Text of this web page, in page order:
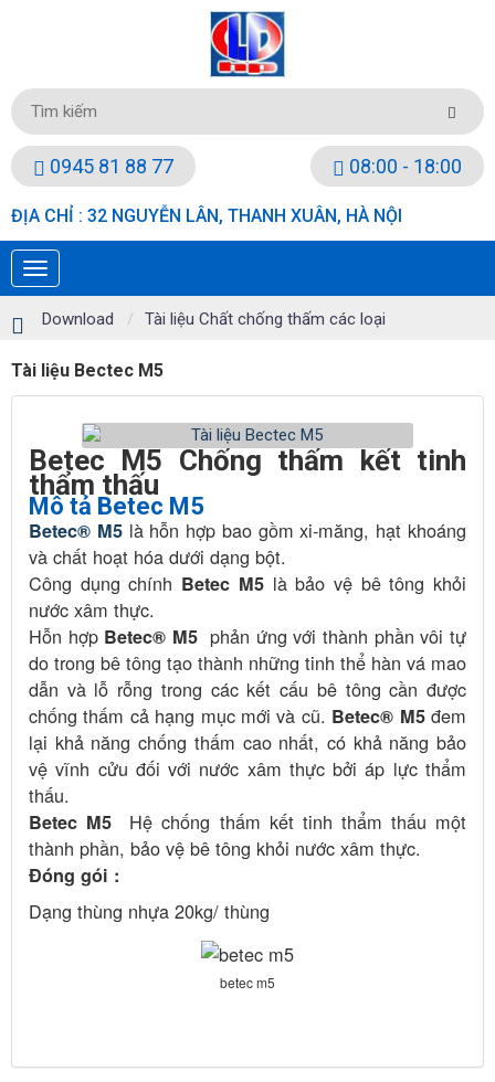
0945 81 88 77 08:00 - 18:00
ĐỊA CHỈ : 32 NGUYỄN LÂN, THANH XUÂN, HÀ NỘI
Download Tài liệu Chất chống thấm các loại
Tài liệu Bectec M5
Betec M5 Chống thấm kết tinh
thẩm thấu
Mô tả Betec M5
Betec® M5là hỗn hợp bao gồm xi-măng, hạt khoáng
và chất hoạt hóa dưới dạng bột.
Công dụng chính Betec M5là bảo vệ bê tông khỏi
nước xâm thực.
Hỗn hợp Betec® M5phản ứng với thành phần vôi tự
do trong bê tông tạo thành những tinh thể hàn vá mao
dẫn và lỗ rỗng trong các kết cấu bê tông cần được
chống thấm cả hạng mục mới và cũ. Betec® M5đem
lại khả năng chống thấm cao nhất, có khả năng bảo
vệ vĩnh cửu đối với nước xâm thực bởi áp lực thẩm
thấu.
Betec M5
Hệ chống thấm kết tinh thẩm thấu một
thành phần, bảo vệ bê tông khỏi nước xâm thực.
Đóng gói :
Dạng thùng nhựa 20kg/ thùng
betec m5